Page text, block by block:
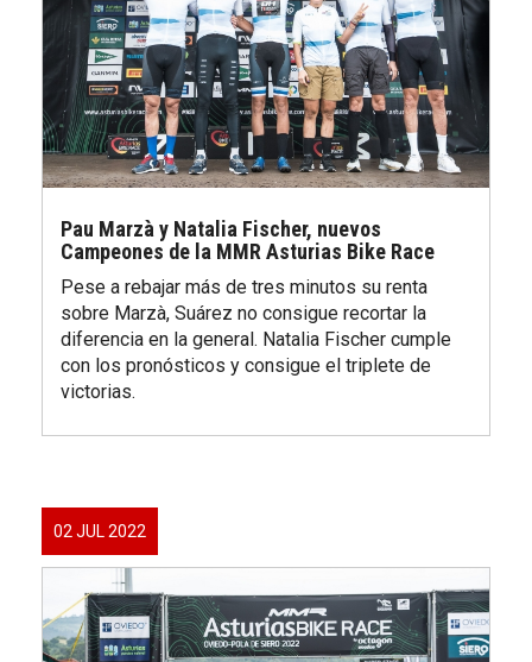
Pau Marzà y Natalia Fischer, nuevos
Campeones de la MMR Asturias Bike Race
Pese a rebajar más de tres minutos su renta
sobre Marzà, Suárez no consigue recortar la
diferencia en la general. Natalia Fischer cumple
con los pronósticos y consigue el triplete de
victorias.
02 JUL 2022